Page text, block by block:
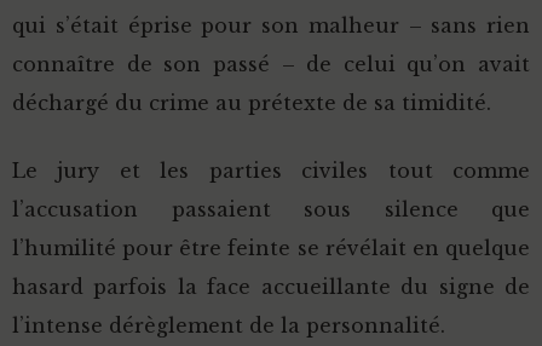
qui s’était éprise pour son malheur – sans rien
connaître de son passé – de celui qu’on avait
déchargé du crime au prétexte de sa timidité.
Le jury et les parties civiles tout comme
l’accusation passaient sous silence que
l’humilité pour être feinte se révélait en quelque
hasard parfois la face accueillante du signe de
l’intense dérèglement de la personnalité.